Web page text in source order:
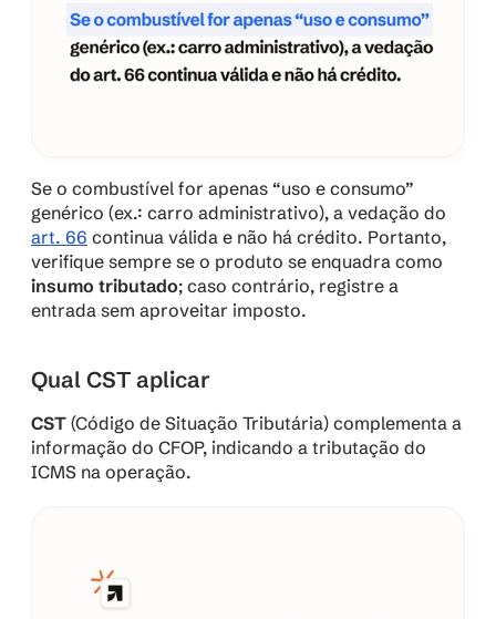
Se o combustível for apenas “uso e consumo”
art. 66 continua válida e não há crédito. Portanto,
insumo tributado; caso contrário, registre a
entrada sem aproveitar imposto.
Qual CST aplicar
CST (Código de Situação Tributária) complementa a
informação do CFOP, indicando a tributação do
ICMS na operação.